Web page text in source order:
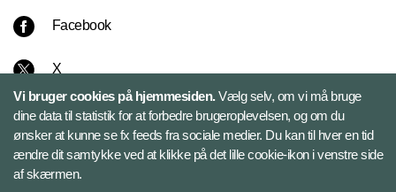
Facebook
X
Instagram
Bluesky
Vi bruger cookies på hjemmesiden.Vælg selv, om vi må bruge
dine data til statistik for at forbedre brugeroplevelsen, og om du
ønsker at kunne se fx feeds fra sociale medier. Du kan til hver en tid
ændre dit samtykke ved at klikke på det lille cookie-ikon i venstre side
af skærmen.